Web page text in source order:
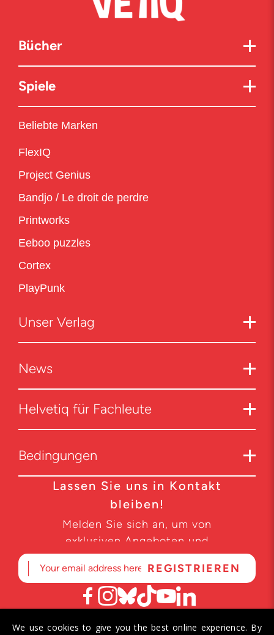
Bücher
Spiele
Beliebte Marken
FlexIQ
Project Genius
Bandjo / Le droit de perdre
Printworks
Eeboo puzzles
Cortex
PlayPunk
Unser Verlag
News
Helvetiq für Fachleute
Bedingungen
Lassen Sie uns in Kontakt
bleiben!
Melden Sie sich an, um von
exklusiven Angeboten und
Produktneuheiten zu erfahren.
We use cookies to give you the best online experience. By